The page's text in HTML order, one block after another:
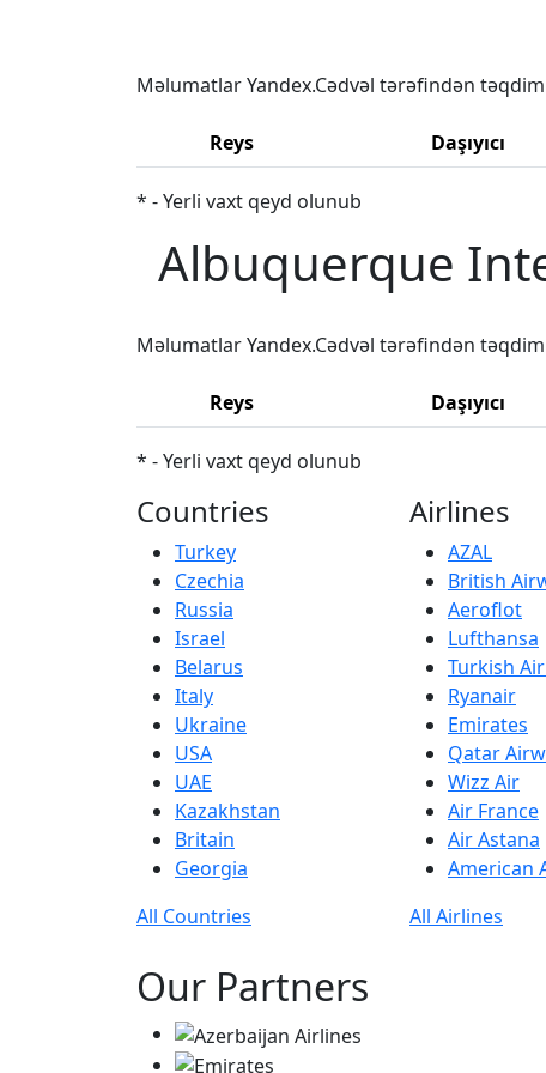
Məlumatlar Yandex.Cədvəl tərəfindən
Reys Daşıyıcı
* - Yerli vaxt qeyd olunub
Albuquerque
Məlumatlar Yandex.Cədvəl tərəfindən
Reys Daşıyıcı
* - Yerli vaxt qeyd olunub
Countries
Turkey
Czechia
Russia
Israel
Belarus
Italy
Ukraine
USA
UAE
Kazakhstan
Britain
Georgia
All Countries
Airlines
AZAL
British
Aeroflot
Lufthansa
Turkish
Ryanair
Emirates
Qatar
Wizz Air
Air France
Air Astana
American
All Airlines
Our Partners